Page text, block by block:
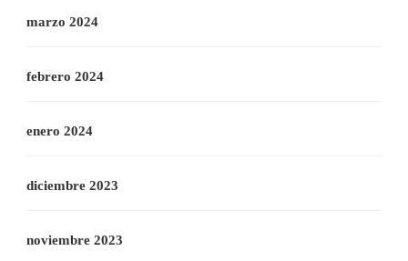
marzo 2024
febrero 2024
enero 2024
diciembre 2023
noviembre 2023